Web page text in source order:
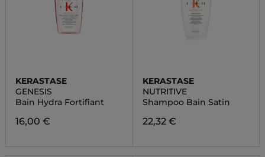
KERASTASE
GENESIS
Bain Hydra Fortifiant
16,00 €
KERASTASE
NUTRITIVE
Shampoo Bain Satin
22,32 €